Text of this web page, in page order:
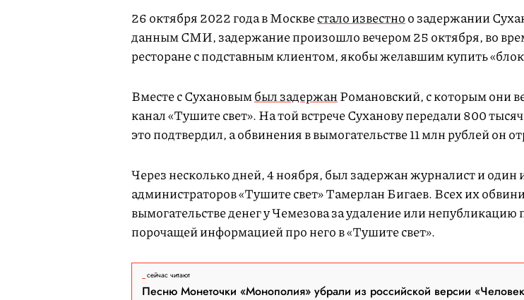
26 октября 2022 года в Москвестало известноо задержании
данным СМИ, задержание произошло вечером 25 октября, во
ресторане с подставным клиентом, якобы желавшим купить «блок
Вместе с Сухановымбыл задержанРомановский, с которым они
канал «Тушите свет». На той встрече Суханову передали 800
это подтвердил, а обвинения в вымогательстве 11 млн рублей он
Через несколько дней, 4 ноября, был задержан журналист и один
администраторов «Тушите свет» Тамерлан Бигаев. Всех их
вымогательстве денег у Чемезова за удаление или непубликацию
порочащей информацией про него в «Тушите свет».
сейчас читают
Песню Монеточки «Монополия» убрали из российской версии